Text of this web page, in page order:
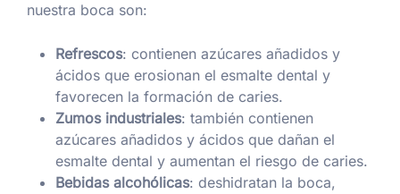
nuestra boca son:
Refrescos: contienen azúcares añadidos y
ácidos que erosionan el esmalte dental y
favorecen la formación de caries.
Zumos industriales: también contienen
azúcares añadidos y ácidos que dañan el
esmalte dental y aumentan el riesgo de caries.
Bebidas alcohólicas: deshidratan la boca,